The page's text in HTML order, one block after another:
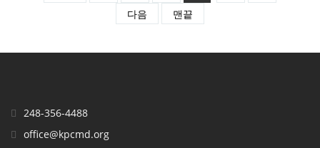
다음
맨끝
248-356-4488
office@kpcmd.org